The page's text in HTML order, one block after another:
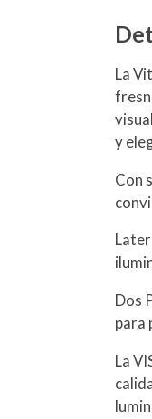
La
y
Con
Dos
para
La